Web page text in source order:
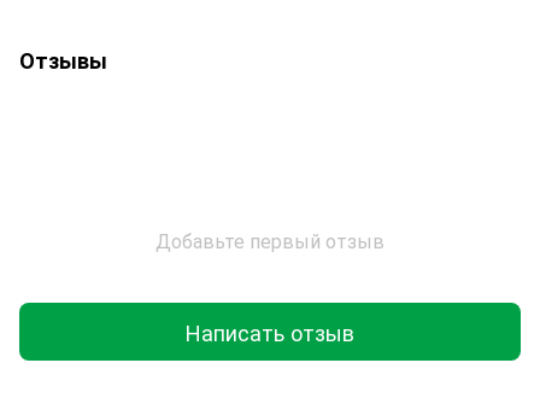
Отзывы
Добавьте первый отзыв
Написать отзыв